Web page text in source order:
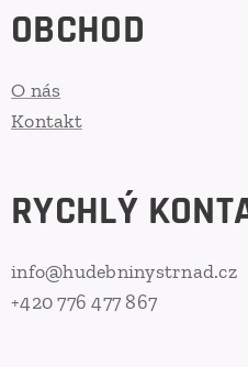
OBCHOD
O nás
Kontakt
RYCHLÝ
info@hudebninystrnad.cz
+420 776 477 867